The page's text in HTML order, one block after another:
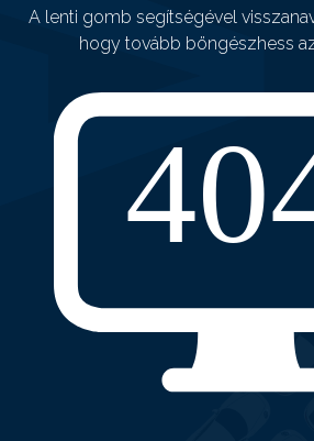
A lenti gomb segítségével
hogy tovább böngészhess